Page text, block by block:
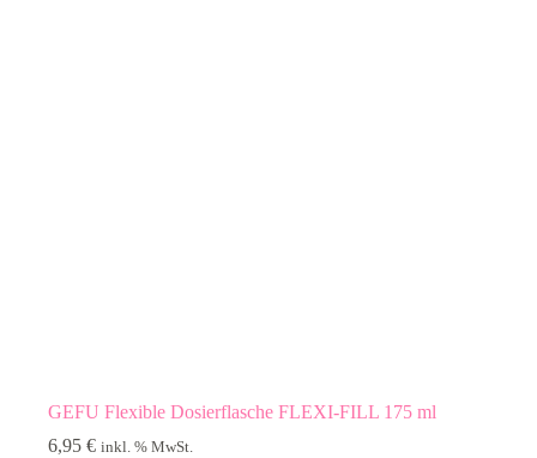
GEFU Flexible Dosierflasche FLEXI-FILL 175 ml
6,95 € inkl. % MwSt.